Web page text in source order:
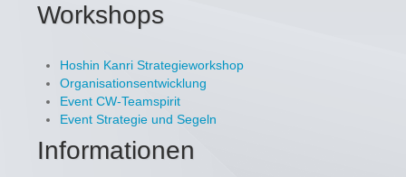
Workshops
Hoshin Kanri Strategieworkshop
Organisationsentwicklung
Event CW-Teamspirit
Event Strategie und Segeln
Informationen